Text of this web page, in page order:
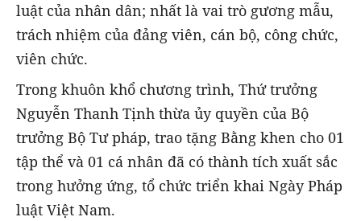
luật của nhân dân; nhất là vai trò gương mẫu,
trách nhiệm của đảng viên, cán bộ, công chức,
viên chức.
Trong khuôn khổ chương trình, Thứ trưởng
Nguyễn Thanh Tịnh thừa ủy quyền của Bộ
trưởng Bộ Tư pháp, trao tặng Bằng khen cho 01
tập thể và 01 cá nhân đã có thành tích xuất sắc
trong hưởng ứng, tổ chức triển khai Ngày Pháp
luật Việt Nam.